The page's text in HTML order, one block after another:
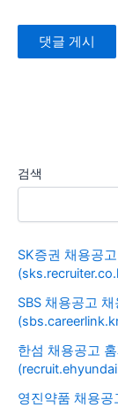
검색
SK증권 채용공
SBS 채용공고
한섬 채용공고
영진약품 채용공